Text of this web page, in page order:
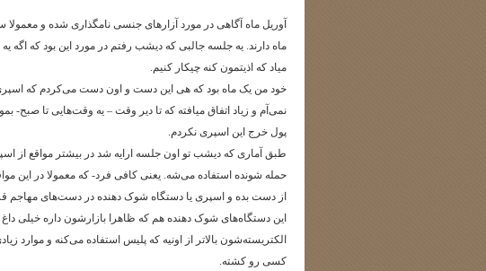
آوریل ماه آگاهی در مورد آزارهای جنسی نامگذاری شده و
ماه دارند. یه جلسه جالبی که دیشب رفتم در مورد این بود که اگه
میاد که اذیتمون کنه چیکار کنیم.
خود من یک ماه بود که هی این دست و اون دست می‌کردم که اسپری
نمی‌آم و زیاد اتفاق میافته که تا دیر وقت – یه وقت‌هایی تا
پول خرج این اسپری نکردم.
طبق آماری که دیشب تو اون جلسه ارایه شد در بیشتر مواقع از
حمله شونده استفاده می‌شه. یعنی کافی فرد- که معمولا در این
از دست بده و اسپری یا دستگاه شوک دهنده در دست‌های مهاجم
این دستگاه‌های شوک دهنده هم که ظاهرا بازارشون داره خیلی
الکتریسته‌شون بالاتر از اونیه که پلیس استفاده می‌کنه و موارد
کسی رو کشته.